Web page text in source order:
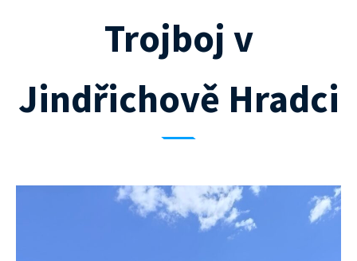
Trojboj v
Jindřichově Hradci